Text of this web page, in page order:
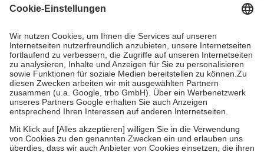
Seife
2,68 €
10,72 € / 1 l
sofort lieferbar
In den Warenkorb